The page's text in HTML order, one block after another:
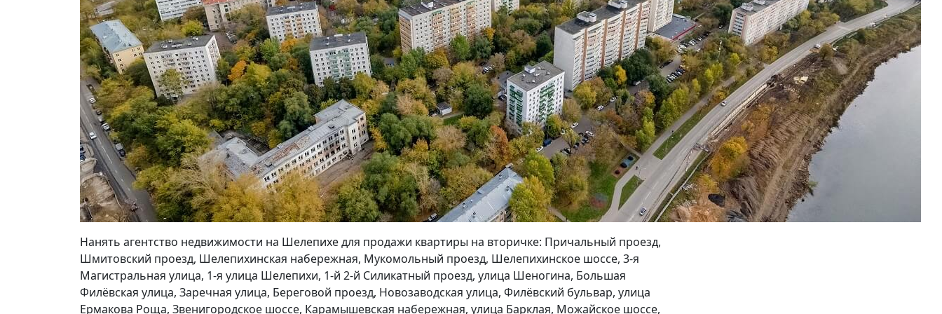
Нанять агентство недвижимости на Шелепихе для продажи квартиры на вторичке: Причальный проезд,
Шмитовский проезд, Шелепихинская набережная, Мукомольный проезд, Шелепихинское шоссе, 3-я
Магистральная улица, 1-я улица Шелепихи, 1-й 2-й Силикатный проезд, улица Шеногина, Большая
Филёвская улица, Заречная улица, Береговой проезд, Новозаводская улица, Филёвский бульвар, улица
Ермакова Роща, Звенигородское шоссе, Карамышевская набережная, улица Барклая, Можайское шоссе,